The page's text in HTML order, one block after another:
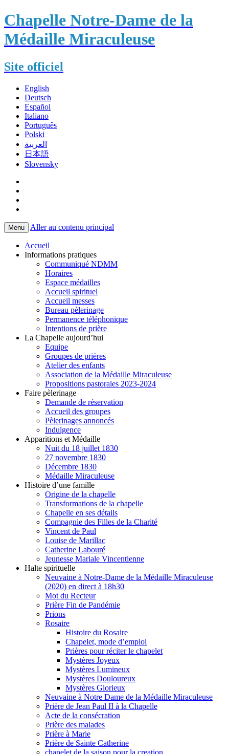
Chapelle Notre-Dame de la
Médaille Miraculeuse
Site officiel
English
Deutsch
Español
Italiano
Português
Polski
العربية
日本語
Slovensky
Menu Aller au contenu principal
Accueil
Informations pratiques
Communiqué NDMM
Horaires
Espace médailles
Accueil spirituel
Accueil messes
Bureau pèlerinage
Permanence téléphonique
Intentions de prière
La Chapelle aujourd’hui
Equipe
Groupes de prières
Atelier des enfants
Association de la Médaille Miraculeuse
Propositions pastorales 2023-2024
Faire pèlerinage
Demande de réservation
Accueil des groupes
Pèlerinages annoncés
Indulgence
Apparitions et Médaille
Nuit du 18 juillet 1830
27 novembre 1830
Décembre 1830
Médaille Miraculeuse
Histoire d’une famille
Origine de la chapelle
Transformations de la chapelle
Chapelle en ses détails
Compagnie des Filles de la Charité
Vincent de Paul
Louise de Marillac
Catherine Labouré
Jeunesse Mariale Vincentienne
Halte spirituelle
Neuvaine à Notre-Dame de la Médaille Miraculeuse
(2020) en direct à 18h30
Mot du Recteur
Prière Fin de Pandémie
Prions
Rosaire
Histoire du Rosaire
Chapelet, mode d’emploi
Prières pour réciter le chapelet
Mystères Joyeux
Mystères Lumineux
Mystères Douloureux
Mystères Glorieux
Neuvaine à Notre Dame de la Médaille Miraculeuse
Prière de Jean Paul II à la Chapelle
Acte de la consécration
Prière des malades
Prière à Marie
Prière de Sainte Catherine
chapelet de la saison pour la creation